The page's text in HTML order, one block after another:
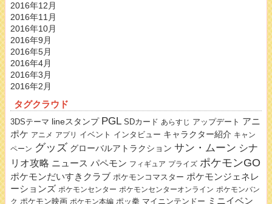
2016年12月
2016年11月
2016年10月
2016年9月
2016年5月
2016年4月
2016年3月
2016年2月
タグクラウド
3DSテーマ lineスタンプ PGL SDカード あらすじ アップデート アニ
ポケ アニメ アプリ イベント インタビュー キャラクター紹介 キャン
ペーン グッズ グローバルアトラクション サン・ムーン シナ
リオ攻略 ニュース パペモン フィギュア プライズ ポケモンGO
ポケモンだいすきクラブ ポケモンコマスター ポケモンジェネレ
ーションズ ポケモンセンター ポケモンセンターオンライン ポケモンバン
ク ポケモン映画 ポケモン本編 ポッ拳 マイニンテンドー ミニイベン